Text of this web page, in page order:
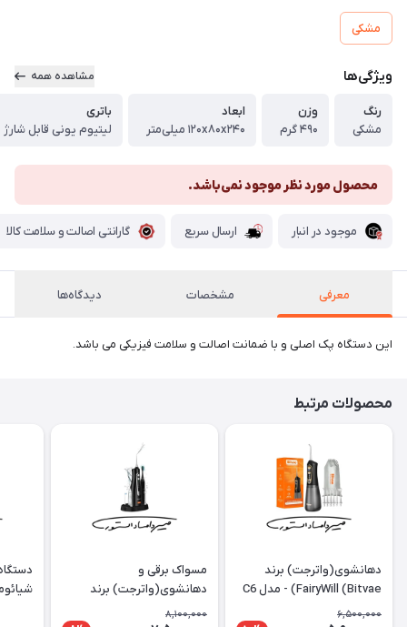
مشکی
ویژگی‌ها مشاهده همه
رنگ
مشکی
وزن
۴۹۰ گرم
ابعاد
۱۲۰x۸۰x۲۴۰ میلی‌متر
باتری
لیتیوم یونی قابل شارژ
محصول مورد نظر موجود نمی‌باشد.
موجود در انبار ارسال سریع گارانتی اصالت و سلامت کالا
معرفی مشخصات دیدگاه‌ها
این دستگاه پک اصلی و با ضمانت اصالت و سلامت فیزیکی می باشد.
محصولات مرتبط
دهانشوی(واترجت) برند
FairyWill (Bitvae) - مدل C6
6,500,000
مسواک برقی و
دهانشوی(واترجت) برند
8,100,000